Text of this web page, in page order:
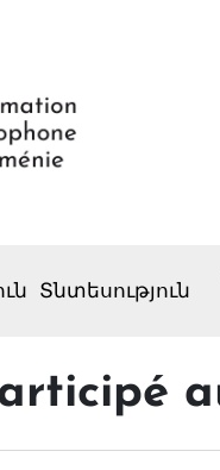
Տնտեսություն